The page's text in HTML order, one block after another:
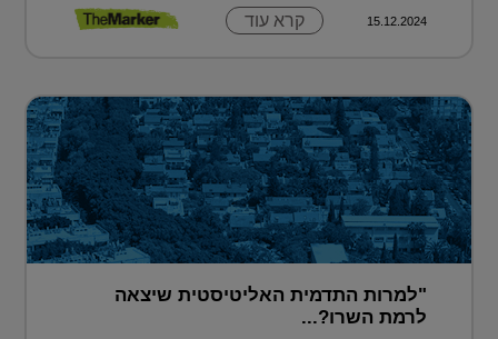
15.12.2024 קרא עוד
"למרות התדמית האליטיסטית שיצאה
לרמת השרו?...